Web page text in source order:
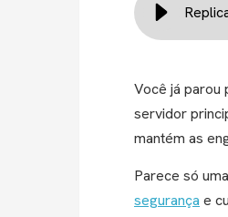
Você já parou
servidor
mantém as
Parece só
segurança e